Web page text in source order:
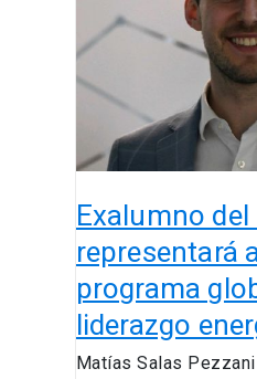
Exalumno del
representará
programa
liderazgo
Matías Salas
representará
a
Chile
programa
global
liderazgo
energético